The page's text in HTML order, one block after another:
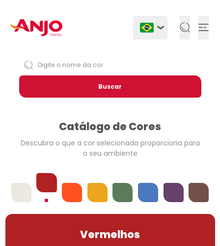
Buscar
Catálogo de Cores
Descubra o que a cor selecionada proporciona para
o seu ambiente
Offwhites
Vermelhos
LaranjasAmarelosVerdesAzuis Violetas
Vermelhos